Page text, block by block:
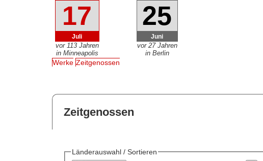
17
Juli
vor 113 Jahren
in Minneapolis
25
Juni
vor 27 Jahren
in Berlin
Werke Zeitgenossen
Zeitgenossen
Länderauswahl / Sortieren